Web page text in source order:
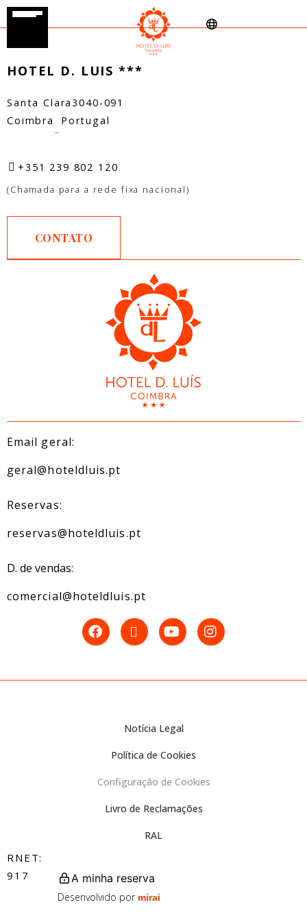
HOTEL D. LUIS ***
Santa Clara3040-091
Coimbra
–
Portugal
+351 239 802 120
(Chamada para a rede fixa nacional)
CONTATO
Email geral:
geral@hoteldluis.pt
Reservas:
reservas@hoteldluis.pt
D. de vendas:
comercial@hoteldluis.pt
Notícia Legal
Política de Cookies
Configuração de Cookies
Livro de Reclamações
RAL
RNET:
917
A minha reserva
Desenvolvido por mirai